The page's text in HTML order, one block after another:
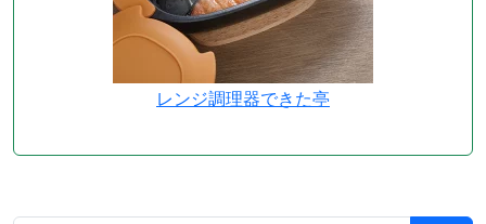
レンジ調理器できた亭